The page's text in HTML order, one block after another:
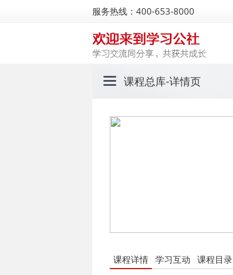
服务热线：400-653-8000
课程总库-详情页
课程详情 学习互动 课程目录